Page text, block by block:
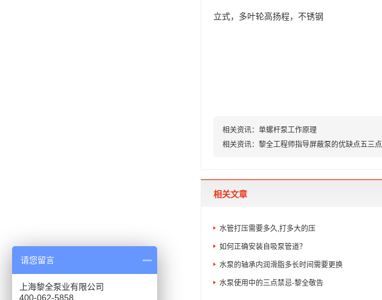
立式，多叶轮高扬程，不锈钢
相关资讯： 单螺杆泵工作原理
相关资讯： 黎全工程师指导屏蔽泵的优缺点五三点
相关文章
水管打压需要多久,打多大的压
如何正确安装自吸泵管道？
水泵的轴承内润滑脂多长时间需要更换
水泵使用中的三点禁忌-黎全敬告
请您留言
上海黎全泵业有限公司
400-062-5858